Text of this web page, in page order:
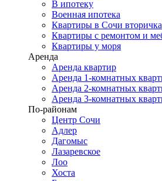
В ипотеку
Военная ипотека
Квартиры в Сочи вторичка
Квартиры с ремонтом и
Квартиры у моря
Аренда
Аренда квартир
Аренда 1-комнатных
Аренда 2-комнатных
Аренда 3-комнатных
По-районам
Центр Сочи
Адлер
Дагомыс
Лазаревское
Лоо
Хоста